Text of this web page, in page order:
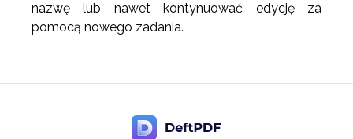
nazwę lub nawet kontynuować edycję za
pomocą nowego zadania.